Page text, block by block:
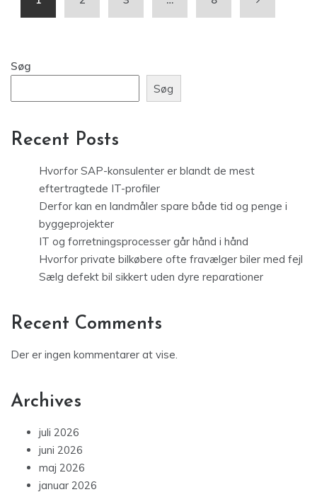
Søg
Søg
Recent Posts
Hvorfor SAP-konsulenter er blandt de mest
eftertragtede IT-profiler
Derfor kan en landmåler spare både tid og penge i
byggeprojekter
IT og forretningsprocesser går hånd i hånd
Hvorfor private bilkøbere ofte fravælger biler med fejl
Sælg defekt bil sikkert uden dyre reparationer
Recent Comments
Der er ingen kommentarer at vise.
Archives
juli 2026
juni 2026
maj 2026
januar 2026